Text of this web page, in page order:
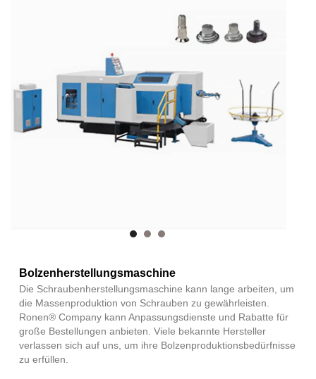
Bolzenherstellungsmaschine
Die Schraubenherstellungsmaschine kann lange arbeiten, um
die Massenproduktion von Schrauben zu gewährleisten.
Ronen® Company kann Anpassungsdienste und Rabatte für
große Bestellungen anbieten. Viele bekannte Hersteller
verlassen sich auf uns, um ihre Bolzenproduktionsbedürfnisse
zu erfüllen.